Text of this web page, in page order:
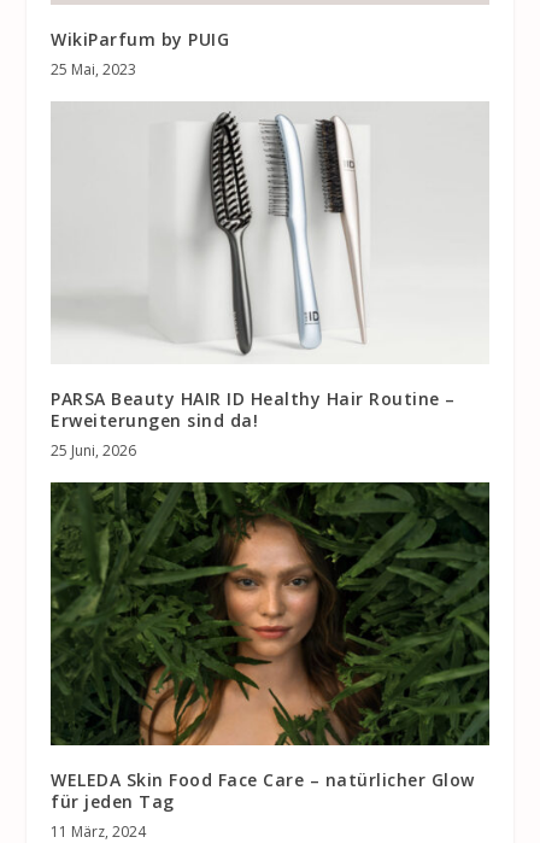
WikiParfum by PUIG
25 Mai, 2023
PARSA Beauty HAIR ID Healthy Hair Routine –
Erweiterungen sind da!
25 Juni, 2026
WELEDA Skin Food Face Care – natürlicher Glow
für jeden Tag
11 März, 2024